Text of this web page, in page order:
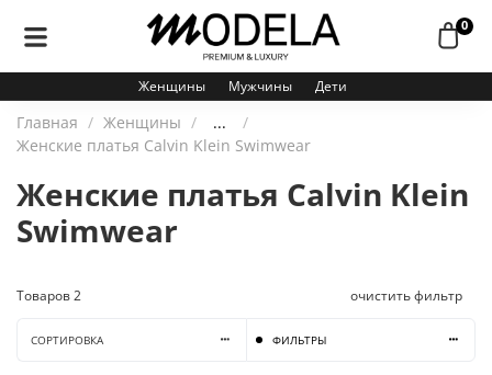
0
Женщины Мужчины Дети
Главная Женщины
...
Женские платья Calvin Klein Swimwear
Женские платья Calvin Klein
Swimwear
Товаров2 очистить фильтр
СОРТИРОВКА ФИЛЬТРЫ